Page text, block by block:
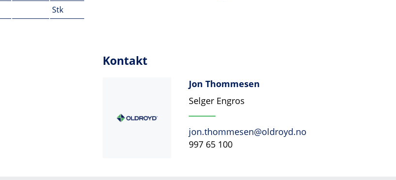
Stk
Kontakt
Jon Thommesen
Selger Engros
jon.thommesen@oldroyd.no
997 65 100